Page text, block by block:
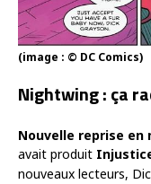
(image : © DC Comics)
Nightwing : ça
Nouvelle reprise en
avait produit
nouveaux lecteurs,